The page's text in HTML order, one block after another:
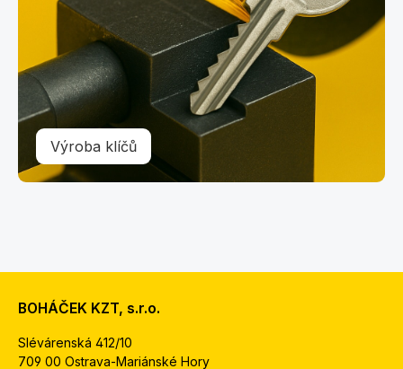
Výroba klíčů
BOHÁČEK KZT, s.r.o.
Slévárenská 412/10
709 00 Ostrava-Mariánské Hory